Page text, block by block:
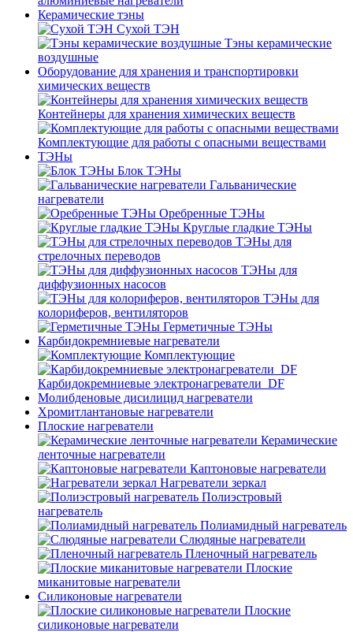
Керамические тэны
Сухой ТЭН
Тэны керамические
воздушные
Оборудование для хранения и транспортировки
химических веществ
Контейнеры для хранения химических веществ
Комплектующие для работы с опасными веществами
ТЭНы
Блок ТЭНы
Гальванические
нагреватели
Оребренные ТЭНы
Круглые гладкие ТЭНы
ТЭНы для
стрелочных переводов
ТЭНы для
диффузионных насосов
ТЭНы для
колориферов, вентиляторов
Герметичные ТЭНы
Карбидокремниевые нагреватели
Комплектующие
Карбидокремниевые электронагреватели_DF
Молибденовые дисилицид нагреватели
Хромитлантановые нагреватели
Плоские нагреватели
Керамические
ленточные нагреватели
Каптоновые нагреватели
Нагреватели зеркал
Полиэстровый
нагреватель
Полиамидный нагреватель
Слюдяные нагреватели
Пленочный нагреватель
Плоские
миканитовые нагреватели
Силиконовые нагреватели
Плоские
силиконовые нагреватели